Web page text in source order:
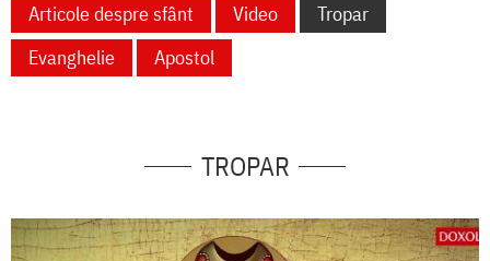
Articole despre sfânt
Video
Tropar
Evanghelie
Apostol
TROPAR